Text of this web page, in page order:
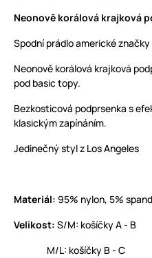
Neonově korálová krajková
Spodní prádlo americké značky
Neonově korálová krajková
pod basic topy.
Bezkosticová podprsenka s
klasickým zapínáním.
Jedinečný styl z Los Angeles
Materiál: 95% nylon, 5%
Velikost: S/M: košíčky A - B
M/L: košíčky B - C